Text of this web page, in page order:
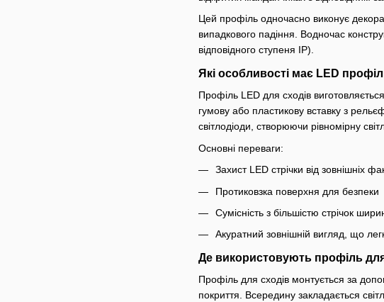
Цей профіль одночасно виконує
випадкового падіння. Водночас
відповідного ступеня IP).
Які особливості має LED
Профіль LED для сходів
гумову або пластикову вставку з
світлодіоди, створюючи рівномірну
Основні переваги:
Захист LED стрічки від зовнішніх
Протиковзка поверхня для безпеки
Сумісність з більшістю стрічок
Акуратний зовнішній вигляд, що
Де використовують профіль для
Профіль для сходів монтується за
покриття. Всередину закладається